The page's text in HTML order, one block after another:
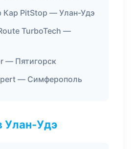
Кар PitStop — Улан-Удэ
TurboTech —
— Пятигорск
— Симферополь
Улан-Удэ